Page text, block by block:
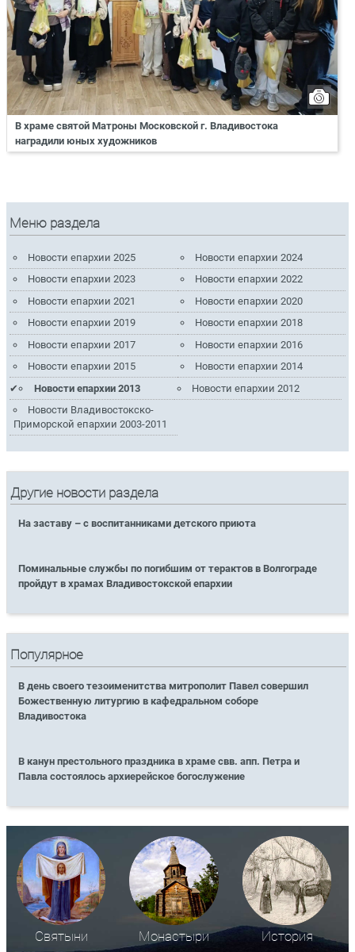
В храме святой Матроны Московской г. Владивостока
наградили юных художников
Меню раздела
Новости епархии 2025
Новости епархии 2024
Новости епархии 2023
Новости епархии 2022
Новости епархии 2021
Новости епархии 2020
Новости епархии 2019
Новости епархии 2018
Новости епархии 2017
Новости епархии 2016
Новости епархии 2015
Новости епархии 2014
Новости епархии 2013
Новости епархии 2012
Новости Владивостокско-
Приморской епархии 2003-2011
Другие новости раздела
На заставу – с воспитанниками детского приюта
Поминальные службы по погибшим от терактов в Волгограде
пройдут в храмах Владивостокской епархии
Популярное
В день своего тезоименитства митрополит Павел совершил
Божественную литургию в кафедральном соборе
Владивостока
В канун престольного праздника в храме свв. апп. Петра и
Павла состоялось архиерейское богослужение
Святыни Монастыри История